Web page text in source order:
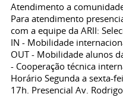
Atendimento a
Para atendimento
com a equipe da ARII:
IN - Mobilidade
OUT - Mobilidade alunos
- Cooperação técnica
Horário Segunda a sexta-
17h. Presencial Av.